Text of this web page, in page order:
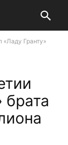
«Ладу Гранту»
брата